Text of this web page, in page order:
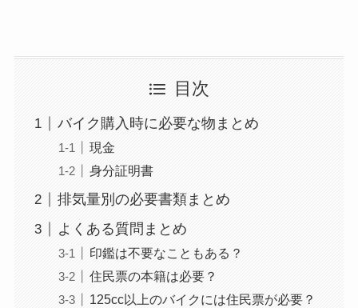
目次
バイク購入時に必要な物まとめ
現金
身分証明書
排気量別の必要書類まとめ
よくある質問まとめ
印鑑は不要なこともある？
住民票の本籍は必要？
125cc以上のバイクには住民票が必要？